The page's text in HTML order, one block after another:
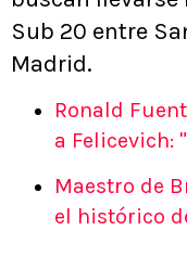
Sub 20 entre
Madrid.
Ronald
a Felicevich:
Maestro de
el histórico